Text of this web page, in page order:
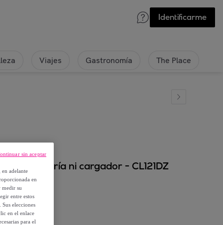
Identificarme
Viajes Gastronomía The Place
- sin batería ni cargador - CL121DZ
adelante
en
medir su
entre estos
elecciones
en el enlace
para el
sin aceptar